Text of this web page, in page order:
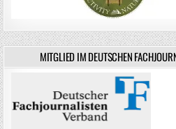
MITGLIED IM DEUTSCHEN